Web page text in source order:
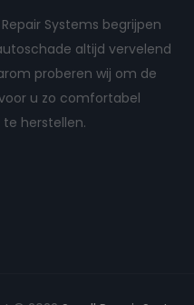
Repair Systems begrijpen
altijd vervelend
proberen wij om de
u zo comfortabel
te herstellen.